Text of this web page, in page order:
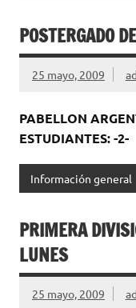
POSTERGADO
25 mayo, 2009
PABELLON
ESTUDIANTES: -2-
Información general
PRIMERA
LUNES
25 mayo, 2009